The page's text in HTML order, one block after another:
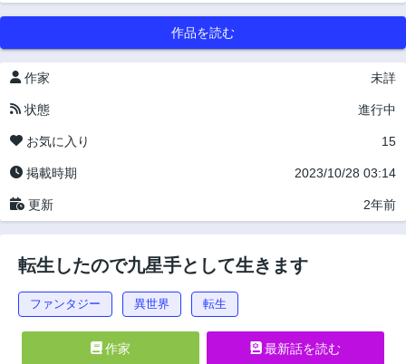
作品を読む
作家 未詳
状態 進行中
お気に入り 15
掲載時期 2023/10/28 03:14
更新 2年前
転生したので九星手として生きます
ファンタジー 異世界 転生
作家 最新話を読む